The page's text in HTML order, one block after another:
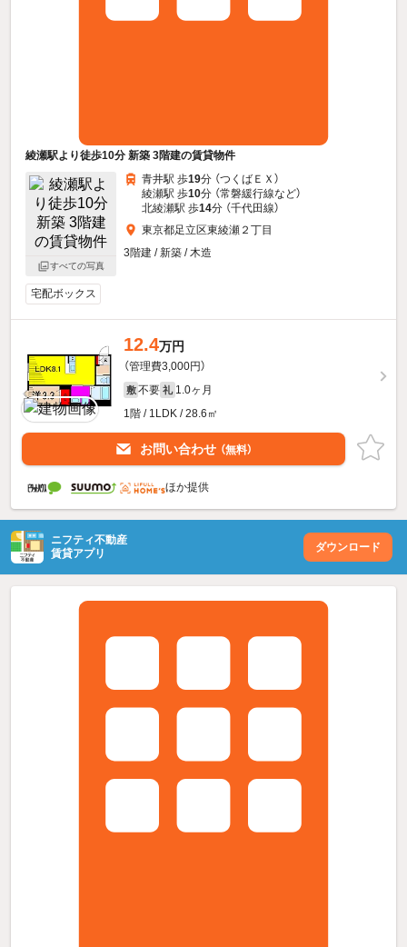
綾瀬駅より徒歩10分 新築 3階建の賃貸物件
すべての写真
青井駅 歩19分 （つくばＥＸ）
綾瀬駅 歩10分 （常磐緩行線など）
北綾瀬駅 歩14分 （千代田線）
東京都足立区東綾瀬２丁目
3階建 / 新築 / 木造
宅配ボックス
12.4万円
（管理費3,000円）
敷 不要 礼 1.0ヶ月
1階 / 1LDK / 28.6㎡
お問い合わせ （無料）
ほか提供
ニフティ不動産
賃貸アプリ
ダウンロード